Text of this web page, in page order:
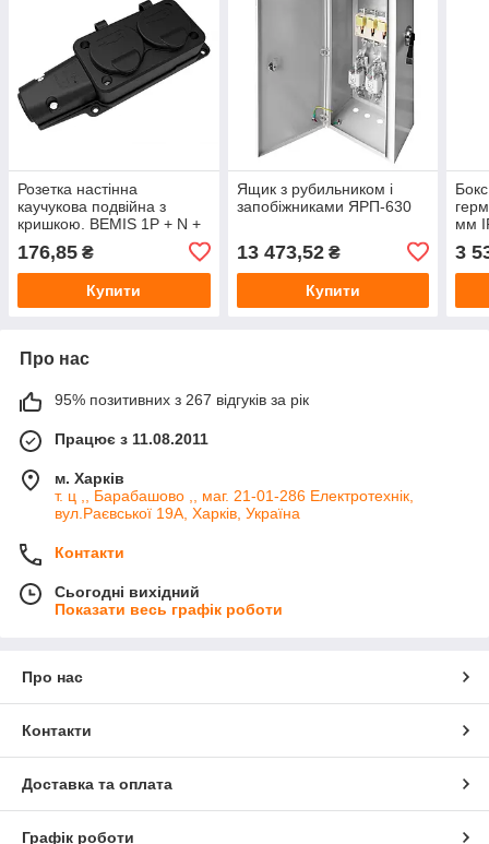
Розетка настінна
каучукова подвійна з
кришкою. BEMIS 1P + N +
E 220-250В 16А каучукова
IP54,BK1-1402-3612
176,85 ₴
Купити
Ящик з рубильником і
запобіжниками ЯРП-630
13 473,52₴
Купити
мм
для
та
3
Про нас
95% позитивних з 267 відгуків за рік
Працює з 11.08.2011
м. Харків
т. ц ,, Барабашово ,, маг. 21-01-286 Електротехнік,
вул.Раєвської 19А, Харків, Україна
Контакти
Сьогодні вихідний
Показати весь графік роботи
Про нас
Контакти
Доставка та оплата
Графік роботи